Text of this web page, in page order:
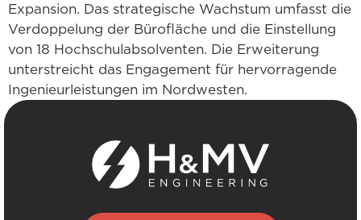
Expansion. Das strategische Wachstum umfasst die
Verdoppelung der Bürofläche und die Einstellung
von 18 Hochschulabsolventen. Die Erweiterung
unterstreicht das Engagement für hervorragende
Ingenieurleistungen im Nordwesten.